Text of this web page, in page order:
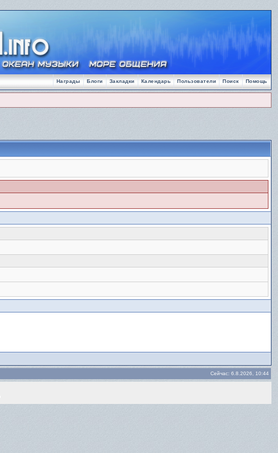
Помощь
Поиск
Пользователи
Календарь
Закладки
Блоги
Награды
Сейчас: 6.8.2026, 10:44